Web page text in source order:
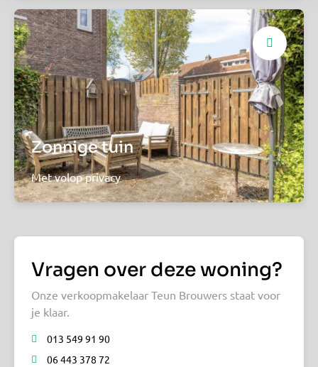
Zonnige tuin
Met volop privacy
Vragen over deze woning?
Onze verkoopmakelaar Teun Brouwers staat voor
je klaar.
013 549 91 90
06 443 378 72